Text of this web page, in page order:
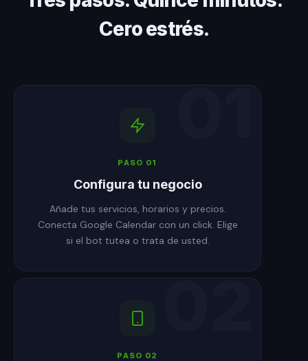
Cero estrés.
01
PASO 01
Configura tu negocio
Añade tus servicios, horarios y precios.
Conecta Google Calendar con un click. Elige
si el bot tutea o trata de usted.
02
PASO 02